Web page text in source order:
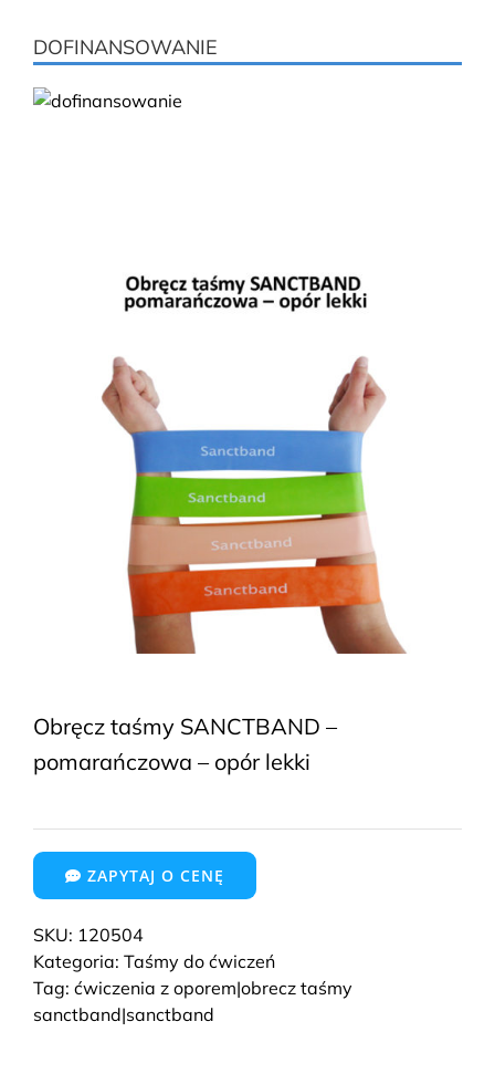
Obręcz taśmy SANCTBAND –
pomarańczowa – opór lekki
ZAPYTAJ O CENĘ
SKU: 120504
Kategoria: Taśmy do ćwiczeń
Tag: ćwiczenia z oporem|obrecz taśmy
sanctband|sanctband
DOFINANSOWANIE